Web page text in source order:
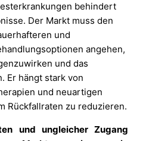
behindert
Der Markt muss den
und
angehen,
und das
Er hängt stark von
und neuartigen
Rückfallraten zu reduzieren.
und ungleicher Zugang